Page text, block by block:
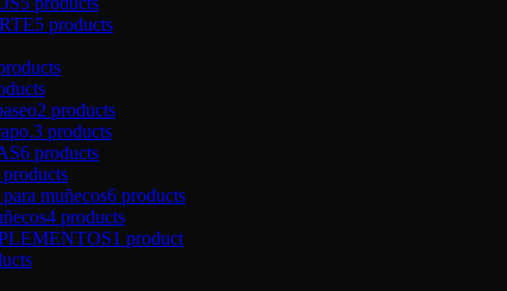
5 products
2 products
3 products
6 products
products
muñecos6 products
4 products
1 product